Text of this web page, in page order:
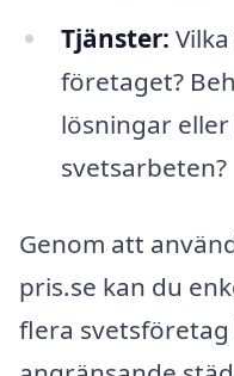
Tjänster:
företaget?
lösningar
svetsarbeten?
Genom att
pris.se kan du
flera